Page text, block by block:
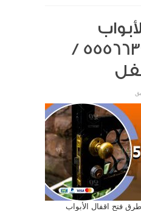
مشرف / 55566392 /
فتح اقفال الأبواب